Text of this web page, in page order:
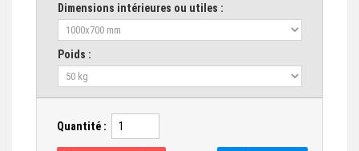
Dimensions intérieures ou utiles :
Poids :
Quantité :